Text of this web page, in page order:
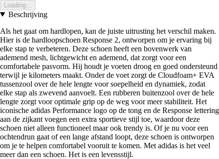
Loading...
Beschrijving
Als het gaat om hardlopen, kan de juiste uitrusting het verschil maken.
Hier is de hardloopschoen Response 2, ontworpen om je ervaring bij
elke stap te verbeteren. Deze schoen heeft een bovenwerk van
ademend mesh, lichtgewicht en ademend, dat zorgt voor een
comfortabele pasvorm. Hij houdt je voeten droog en goed ondersteund
terwijl je kilometers maakt. Onder de voet zorgt de Cloudfoam+ EVA
tussenzool over de hele lengte voor soepelheid en dynamiek, zodat
elke stap als zwevend aanvoelt. Een rubberen buitenzool over de hele
lengte zorgt voor optimale grip op de weg voor meer stabiliteit. Het
iconische adidas Performance logo op de tong en de Response lettering
aan de zijkant voegen een extra sportieve stijl toe, waardoor deze
schoen niet alleen functioneel maar ook trendy is. Of je nu voor een
ochtendrun gaat of een lange afstand loopt, deze schoen is ontworpen
om je te helpen comfortabel vooruit te komen. Met adidas is het veel
meer dan een schoen. Het is een levensstijl.